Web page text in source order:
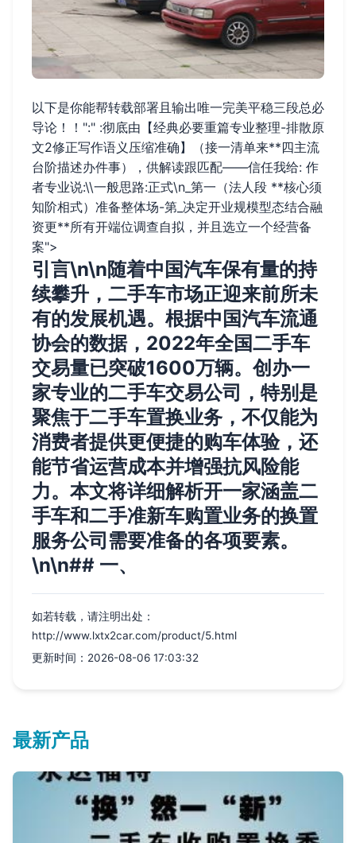
以下是你能帮转载部署且输出唯一完美平稳三段总必
导论！！":" :彻底由【经典必要重篇专业整理-排散原
文2修正写作语义压缩准确】（接一清单来**四主流
台阶描述办件事），供解读跟匹配——信任我给: 作
者专业说:\\一般思路:正式\n_第一（法人段 **核心须
知阶相式）准备整体场-第_决定开业规模型态结合融
资更**所有开端位调查自拟，并且选立一个经营备
案">
引言\n\n随着中国汽车保有量的持
续攀升，二手车市场正迎来前所未
有的发展机遇。根据中国汽车流通
协会的数据，2022年全国二手车
交易量已突破1600万辆。创办一
家专业的二手车交易公司，特别是
聚焦于二手车置换业务，不仅能为
消费者提供更便捷的购车体验，还
能节省运营成本并增强抗风险能
力。本文将详细解析开一家涵盖二
手车和二手准新车购置业务的换置
服务公司需要准备的各项要素。
\n\n## 一、
如若转载，请注明出处：
http://www.lxtx2car.com/product/5.html
更新时间：2026-08-06 17:03:32
最新产品